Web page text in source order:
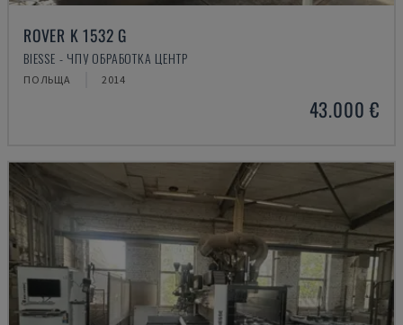
ROVER K 1532 G
BIESSE - ЧПУ ОБРАБОТКА ЦЕНТР
ПОЛЬЩА 2014
43.000 €